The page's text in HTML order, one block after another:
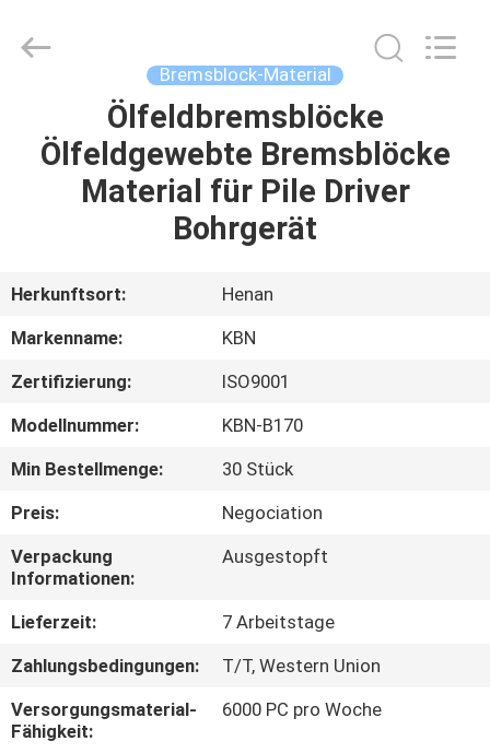
PRODUKTE
UNS
AUSFLUG
QUALITÄTSKONTROLLE
TRETEN
SIE
MIT
UNS
VERBINDUNG
Bremsblock-Material
Ölfeldbremsblöcke
Ölfeldgewebte Bremsblöcke
Material für Pile Driver
Bohrgerät
Herkunftsort:
Henan
Markenname:
KBN
Zertifizierung:
ISO9001
Modellnummer:
KBN-B170
Min Bestellmenge:
30 Stück
Preis:
Negociation
Verpackung
Informationen:
Ausgestopft
Lieferzeit:
7 Arbeitstage
Zahlungsbedingungen:
T/T, Western Union
Versorgungsmaterial-
Fähigkeit:
6000 PC pro Woche